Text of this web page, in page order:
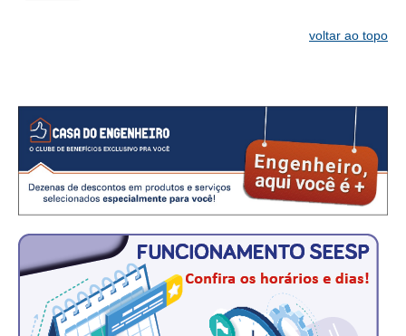
voltar ao topo